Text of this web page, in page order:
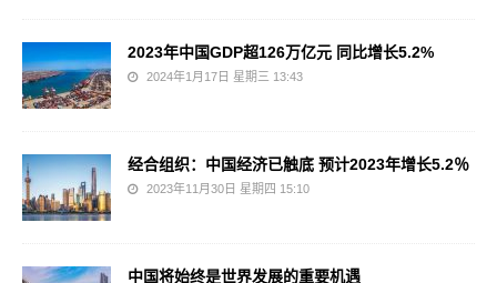
2023年中国GDP超126万亿元 同比增长5.2%
2024年1月17日 星期三 13:43
经合组织：中国经济已触底 预计2023年增长5.2％
2023年11月30日 星期四 15:10
中国将始终是世界发展的重要机遇